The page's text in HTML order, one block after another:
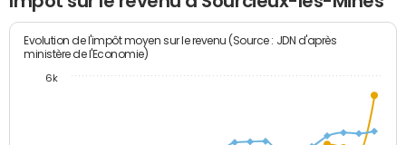
Evolution de l'impôt moyen sur le revenu (Source : JDN d'après
ministère de l'Economie)
6k